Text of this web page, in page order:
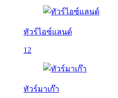
ทัวร์ไอซ์แลนด์
12
ทัวร์มาเก๊า